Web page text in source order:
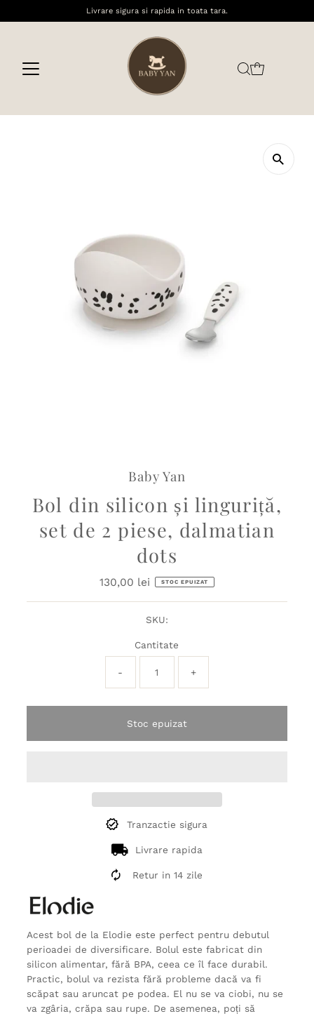
Livrare sigura si rapida in toata tara.
Baby Yan
Bol din silicon și linguriță,
set de 2 piese, dalmatian
dots
Preț
130,00 lei STOC EPUIZAT
SKU:
Cantitate
- +
Stoc epuizat
Tranzactie sigura
Livrare rapida
Retur in 14 zile
Acest bol de la Elodie este perfect pentru debutul
perioadei de diversificare. Bolul este fabricat din
silicon alimentar, fără BPA, ceea ce îl face durabil.
Practic, bolul va rezista fără probleme dacă va fi
scăpat sau aruncat pe podea. El nu se va ciobi, nu se
va zgâria, crăpa sau rupe. De asemenea, poți să